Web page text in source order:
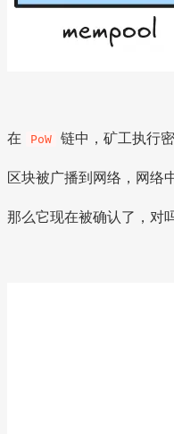
在 PoW 链中，矿工执行
区块被广播到网络，网络
那么它现在被确认了，对